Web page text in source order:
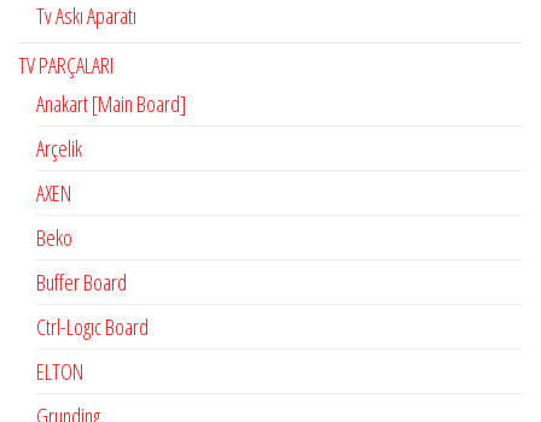
Tv Askı Aparatı
TV PARÇALARI
Anakart [Main Board]
Arçelik
AXEN
Beko
Buffer Board
Ctrl-Logıc Board
ELTON